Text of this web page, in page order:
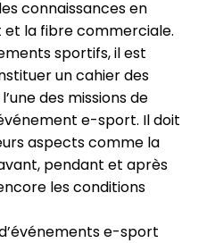
connaissances en
la fibre commerciale.
sportifs, il est
un cahier des
des missions de
e-sport. Il doit
aspects comme la
pendant et après
les conditions
e-sport